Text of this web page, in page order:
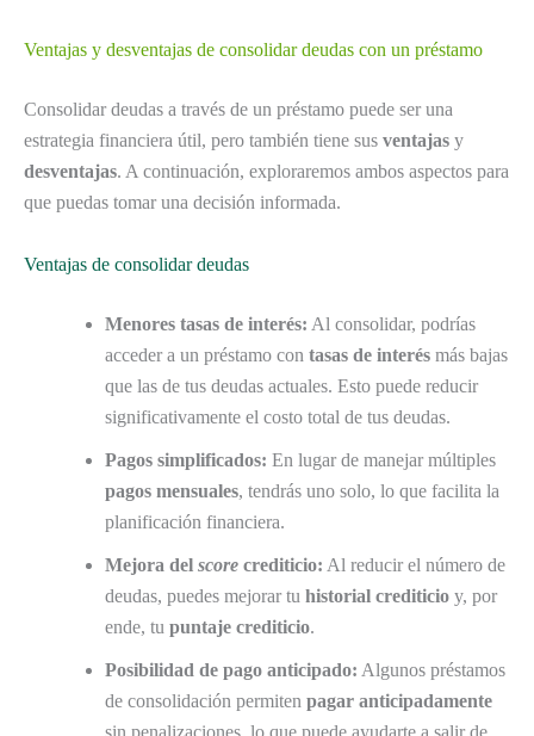
Ventajas y desventajas de consolidar deudas con un préstamo
Consolidar deudas a través de un préstamo puede ser una
estrategia financiera útil, pero también tiene sus ventajas y
desventajas. A continuación, exploraremos ambos aspectos para
que puedas tomar una decisión informada.
Ventajas de consolidar deudas
Menores tasas de interés: Al consolidar, podrías
acceder a un préstamo con tasas de interés más bajas
que las de tus deudas actuales. Esto puede reducir
significativamente el costo total de tus deudas.
Pagos simplificados: En lugar de manejar múltiples
pagos mensuales, tendrás uno solo, lo que facilita la
planificación financiera.
Mejora del score crediticio: Al reducir el número de
deudas, puedes mejorar tu historial crediticio y, por
ende, tu puntaje crediticio.
Posibilidad de pago anticipado: Algunos préstamos
de consolidación permiten pagar anticipadamente
sin penalizaciones, lo que puede ayudarte a salir de